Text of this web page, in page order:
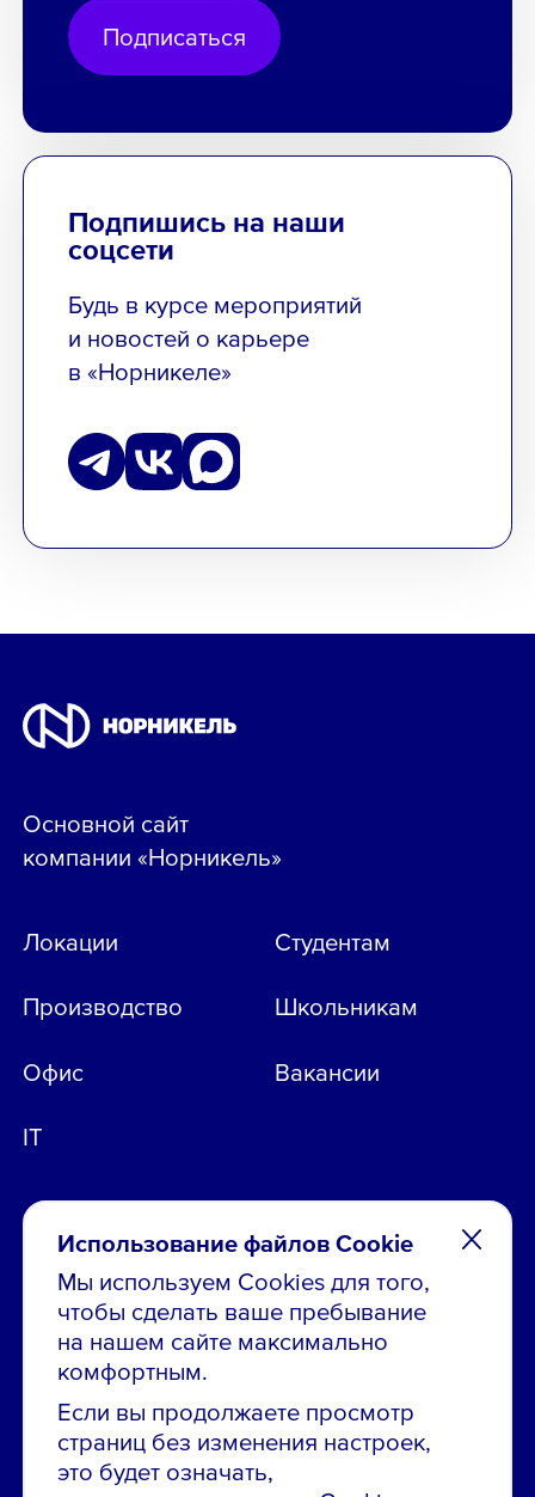
Использование файлов Cookie
Мы используем Cookies для того,
чтобы сделать ваше пребывание
на нашем сайте максимально
комфортным.
Если вы продолжаете просмотр
страниц без изменения настроек,
это будет означать,
Подписаться
Подпишись на наши
соцсети
Будь в курсе мероприятий
и новостей о карьере
в «Норникеле»
Остались вопросы по вакансиям?
Звони в контакт-центр:
8 800 700-19-43
Основной сайт
компании «Норникель»
Локации
Производство
Офис
IT
Студентам
Школьникам
Вакансии
Сообщить об ошибке на сайте